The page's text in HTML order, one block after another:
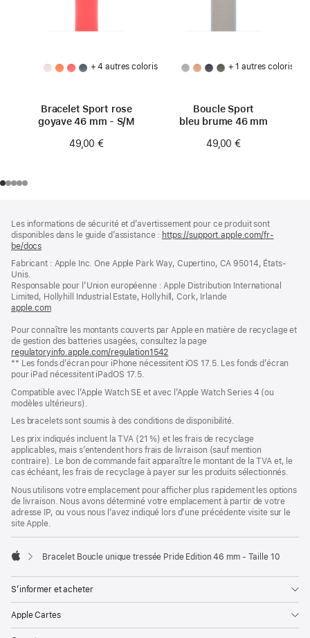
+ 4 autres coloris
Bracelet Sport rose
goyave 46 mm - S/M
49,00 €
+ 1 autres coloris
Boucle Sport
bleu brume 46 mm
49,00 €
de
page
de
bas
de
page
Les informations de sécurité et d’avertissement pour ce produit sont
disponibles dans le guide d’assistance : https://support.apple.com/fr-
be/docs
une
fenêtre)
Fabricant : Apple Inc. One Apple Park Way, Cupertino, CA 95014, États-
Unis.
Responsable pour l’Union européenne : Apple Distribution International
Limited, Hollyhill Industrial Estate, Hollyhill, Cork, Irlande
apple.com(s’ouvre
une
nouvelle
fenêtre)
Pour connaître les montants couverts par Apple en matière de recyclage et
de gestion des batteries usagées, consultez la page
regulatoryinfo.apple.com/regulation1542
dans
fenêtre)
** Les fonds d’écran pour iPhone nécessitent iOS 17.5. Les fonds d’écran
pour iPad nécessitent iPadOS 17.5.
Compatible avec l’Apple Watch SE et avec l’Apple Watch Series 4 (ou
modèles ultérieurs).
Les bracelets sont soumis à des conditions de disponibilité.
Les prix indiqués incluent la TVA (21 %) et les frais de recyclage
applicables, mais s’entendent hors frais de livraison (sauf mention
contraire). Le bon de commande fait apparaître le montant de la TVA et, le
cas échéant, les frais de recyclage à payer sur les produits sélectionnés.
Nous utilisons votre emplacement pour afficher plus rapidement les options
de livraison. Nous avons déterminé votre emplacement à partir de votre
adresse IP, ou vous nous l’avez indiqué lors d’une précédente visite sur le
site Apple.
Bracelet Boucle unique tressée Pride Edition 46 mm - Taille 10
S’informer et acheter
Apple Cartes